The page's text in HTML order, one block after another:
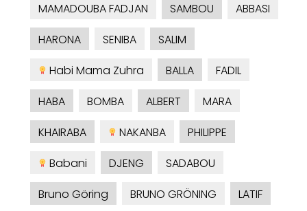
MAMADOUBA FADJAN
SAMBOU
ABBASI
HARONA
SENIBA
SALIM
Habi Mama Zuhra
BALLA
FADIL
HABA
BOMBA ALBERT
MARA
KHAIRABA
NAKANBA
PHILIPPE
Babani
DJENG
SADABOU
Bruno Göring
BRUNO GRÖNING
LATIF